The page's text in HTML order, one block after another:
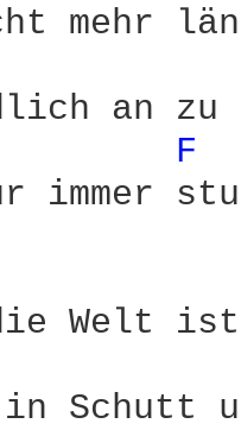
mehr
an zu
F
Welt
Schutt